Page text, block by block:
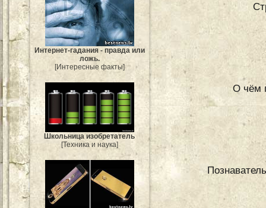
Интернет-гадания - правда или
ложь.
[Интересные факты]
Школьница изобретатель
[Техника и наука]
О чём